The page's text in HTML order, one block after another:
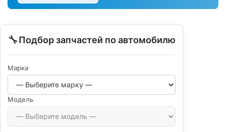
🔧Подбор запчастей по автомобилю
Марка
Модель